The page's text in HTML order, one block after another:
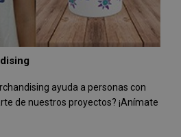
ayuda a personas con
de nuestros proyectos? ¡Anímate